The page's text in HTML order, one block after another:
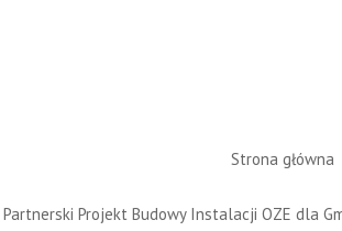
Strona główna
Partnerski Projekt Budowy Instalacji OZE dla